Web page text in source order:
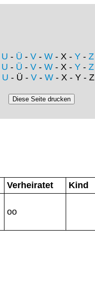
U - Ü - V - W - X - Y - Z
U - Ü - V - W - X - Y - Z
U - Ü - V- W- X - Y - Z
Verheiratet
Kind
oo